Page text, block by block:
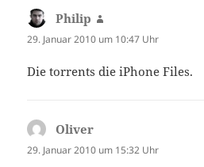
Philip
29. Januar 2010 um 10:47 Uhr
Die torrents die iPhone Files.
Oliver
29. Januar 2010 um 15:32 Uhr